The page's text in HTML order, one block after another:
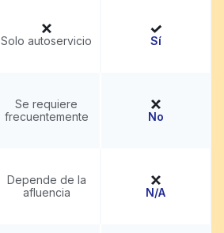
Solo autoservicio Sí
Se requiere
frecuentemente
No
Depende de la
afluencia
N/A